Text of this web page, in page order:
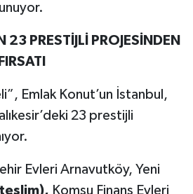
23 PRESTİJLİ PROJESİNDEN
Emlak Konut’un İstanbul,
23 prestijli
Evleri Arnavutköy, Yeni
Komşu Finans Evleri